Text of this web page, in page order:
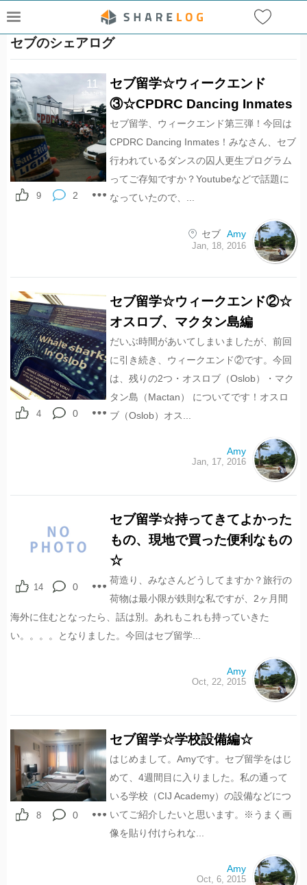
セブのシェアログ
11
shares
2
9
セブ留学☆ウィークエンド
③☆CPDRC Dancing Inmates
セブ留学、ウィークエンド第三弾！今回は
CPDRC Dancing Inmates！みなさん、セブ
行われているダンスの囚人更生プログラム
ってご存知ですか？Youtubeなどで話題に
なっていたので、...
セブ Amy
Jan, 18, 2016
0
4
セブ留学☆ウィークエンド②☆
オスロブ、マクタン島編
だいぶ時間があいてしまいましたが、前回
に引き続き、ウィークエンド②です。今回
は、残りの2つ・オスロブ（Oslob）・マク
タン島（Mactan） についてです！オスロ
ブ（Oslob）オス...
Amy
Jan, 17, 2016
0
14
セブ留学☆持ってきてよかった
もの、現地で買った便利なもの
☆
荷造り、みなさんどうしてますか？旅行の
荷物は最小限が鉄則な私ですが、2ヶ月間
海外に住むとなったら、話は別。あれもこれも持っていきた
い。。。。となりました。今回はセブ留学...
Amy
Oct, 22, 2015
0
8
セブ留学☆学校設備編☆
はじめまして。Amyです。セブ留学をはじ
めて、4週間目に入りました。私の通って
いる学校（CIJ Academy）の設備などにつ
いてご紹介したいと思います。※うまく画
像を貼り付けられな...
Amy
Oct, 6, 2015